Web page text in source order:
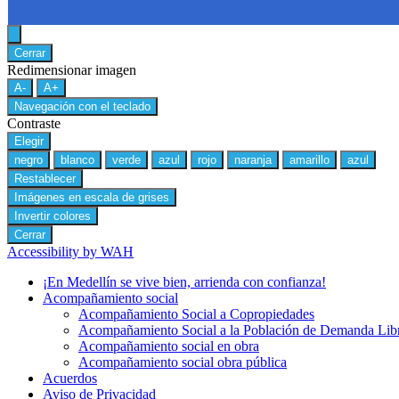
Cerrar
Redimensionar imagen
A-
A+
Navegación con el teclado
Contraste
Elegir
negro
blanco verde azul rojo naranja amarillo
azul
Restablecer
Imágenes en escala de grises
Invertir colores
Cerrar
Accessibility by WAH
¡En Medellín se vive bien, arrienda con confianza!
Acompañamiento social
Acompañamiento Social a Copropiedades
Acompañamiento Social a la Población de Demanda
Acompañamiento social en obra
Acompañamiento social obra pública
Acuerdos
Aviso de Privacidad